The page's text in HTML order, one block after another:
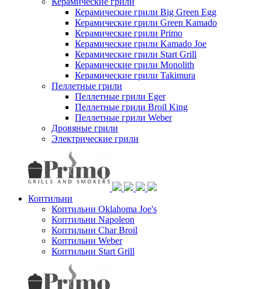
Керамические грили Big Green Egg
Керамические грили Green Kamado
Керамические грили Primo
Керамические грили Kamado Joe
Керамические грили Start Grill
Керамические грили Monolith
Керамические грили Takimura
Пеллетные грили
Пеллетные грили Eger
Пеллетные грили Broil King
Пеллетные грили Weber
Дровяные грили
Электрические грили
Коптильни
Коптильни Oklahoma Joe's
Коптильни Napoleon
Коптильни Char Broil
Коптильни Weber
Коптильни Start Grill